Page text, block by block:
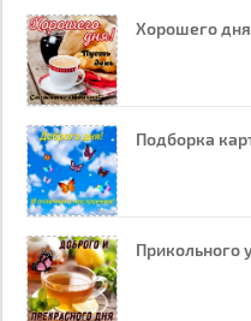
Хорошего
Подборка
Прикольного